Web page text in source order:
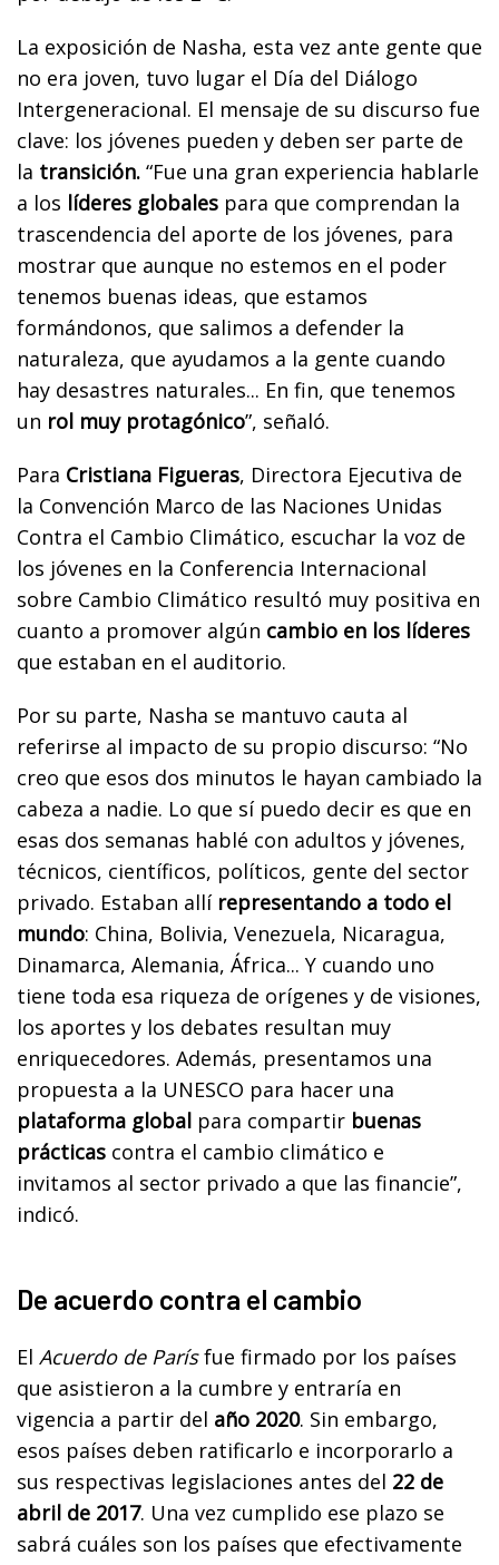
La exposición de Nasha, esta vez ante gente que
no era joven, tuvo lugar el Día del Diálogo
Intergeneracional. El mensaje de su discurso fue
clave: los jóvenes pueden y deben ser parte de
la transición. “Fue una gran experiencia hablarle
a los líderes globales para que comprendan la
trascendencia del aporte de los jóvenes, para
mostrar que aunque no estemos en el poder
tenemos buenas ideas, que estamos
formándonos, que salimos a defender la
naturaleza, que ayudamos a la gente cuando
hay desastres naturales... En fin, que tenemos
un rol muy protagónico”, señaló.
Para Cristiana Figueras, Directora Ejecutiva de
la Convención Marco de las Naciones Unidas
Contra el Cambio Climático, escuchar la voz de
los jóvenes en la Conferencia Internacional
sobre Cambio Climático resultó muy positiva en
cuanto a promover algún cambio en los líderes
que estaban en el auditorio.
Por su parte, Nasha se mantuvo cauta al
referirse al impacto de su propio discurso: “No
creo que esos dos minutos le hayan cambiado la
cabeza a nadie. Lo que sí puedo decir es que en
esas dos semanas hablé con adultos y jóvenes,
técnicos, científicos, políticos, gente del sector
privado. Estaban allí representando a todo el
mundo: China, Bolivia, Venezuela, Nicaragua,
Dinamarca, Alemania, África... Y cuando uno
tiene toda esa riqueza de orígenes y de visiones,
los aportes y los debates resultan muy
enriquecedores. Además, presentamos una
propuesta a la UNESCO para hacer una
plataforma global para compartir buenas
prácticas contra el cambio climático e
invitamos al sector privado a que las financie”,
indicó.
De acuerdo contra el cambio
El Acuerdo de Parísfue firmado por los países
que asistieron a la cumbre y entraría en
vigencia a partir del año 2020. Sin embargo,
esos países deben ratificarlo e incorporarlo a
sus respectivas legislaciones antes del 22 de
abril de 2017. Una vez cumplido ese plazo se
sabrá cuáles son los países que efectivamente